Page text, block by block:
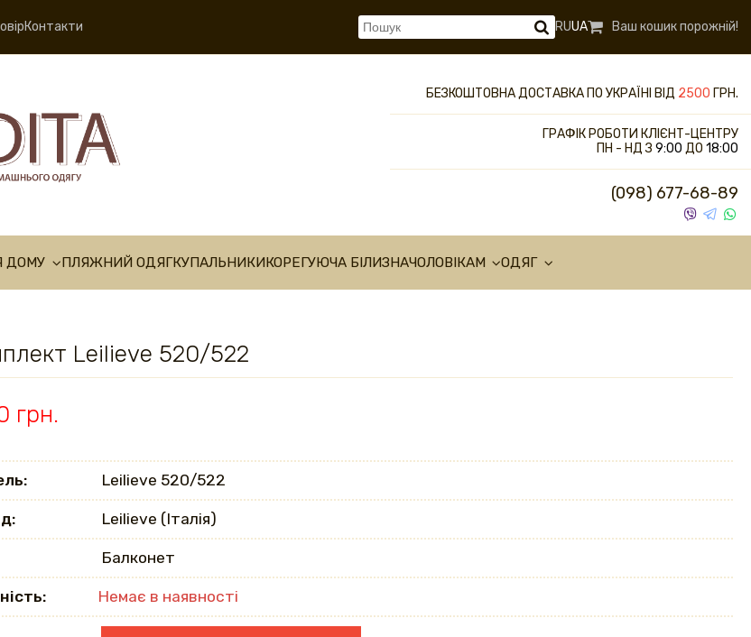
Контакти RUUA Ваш кошик порожній!
БЕЗКОШТОВНА ДОСТАВКА ПО УКРАЇНІ ВІД 2500 ГРН.
ГРАФІК РОБОТИ КЛІЄНТ-ЦЕНТРУ
ПН - НД З 9:00 ДО 18:00
(098) 677-68-89
ДОМУ ПЛЯЖНИЙ ОДЯГКУПАЛЬНИКИКОРЕГУЮЧА БІЛИЗНАЧОЛОВІКАМ ОДЯГ
Leilieve 520/522
грн.
Leilieve 520/522
Leilieve (Італія)
Балконет
Немає в наявності